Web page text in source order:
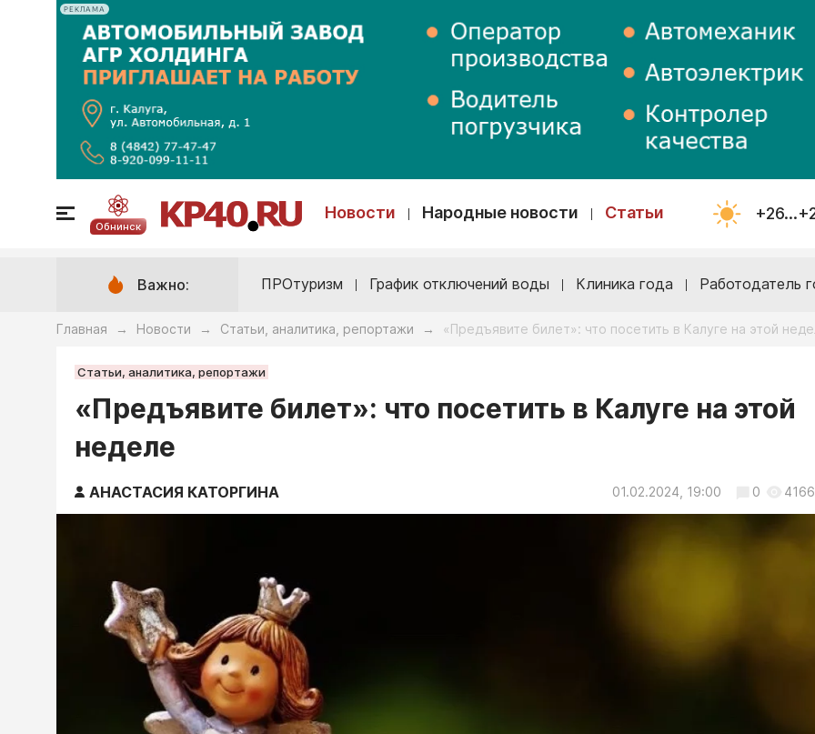
РЕКЛАМА
Обнинск
Новости Народные новости Статьи
Важно: ПРОтуризм График отключений воды Клиника года Работодатель
Главная → Новости → Статьи, аналитика, репортажи → «Предъявите билет»: что посетить в Калуге на этой
Статьи, аналитика, репортажи
«Предъявите билет»: что посетить в Калуге на этой
неделе
АНАСТАСИЯ КАТОРГИНА 01.02.2024, 19:00 0 4166